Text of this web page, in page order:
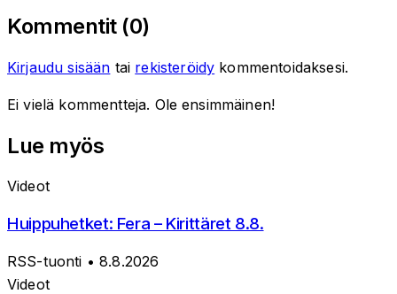
Kommentit (0)
Kirjaudu sisään tai rekisteröidy kommentoidaksesi.
Ei vielä kommentteja. Ole ensimmäinen!
Lue myös
Videot
Huippuhetket: Fera – Kirittäret 8.8.
RSS-tuonti • 8.8.2026
Videot